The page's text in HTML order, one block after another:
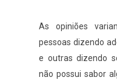
As opiniões
pessoas dizendo
e outras dizendo
não possui sabor